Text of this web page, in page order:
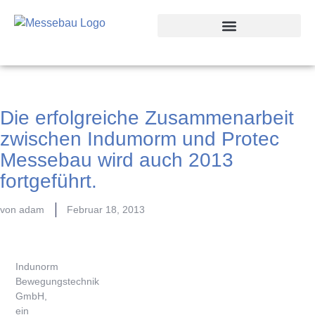
Die erfolgreiche Zusammenarbeit
zwischen Indumorm und Protec
Messebau wird auch 2013
fortgeführt.
von adam Februar 18, 2013
Indunorm
Bewegungstechnik
GmbH,
ein